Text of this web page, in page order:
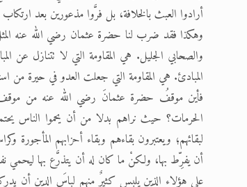
أرادوا العبث بالخلافة، بل فرَّوا مذعورين بعد
وهكذا فقد ضرب لنا حضرة عثمان رضي الله عنه المثل
والصحابي الجليل. هي المقاومة التي لا تتنازل عن
المبادئ. هي المقاومة التي جعلت العدو في حيرة من
فأين موقفُ حضرة عثمانَ رضي الله عنه من موقف
الحرمات؟ حيث نراهم بدلا من أن يحموا الناس
لبقائهم؛ ويعتبرون بقاءهم وبقاء أحزابهم المأجورة
أن يفرِّط بها، ولكنْ ما كان له أن يتذرَّع بها ليحمي
على هؤلاء الذين يلبس كثيرٌ منهم لباسَ الدين أن